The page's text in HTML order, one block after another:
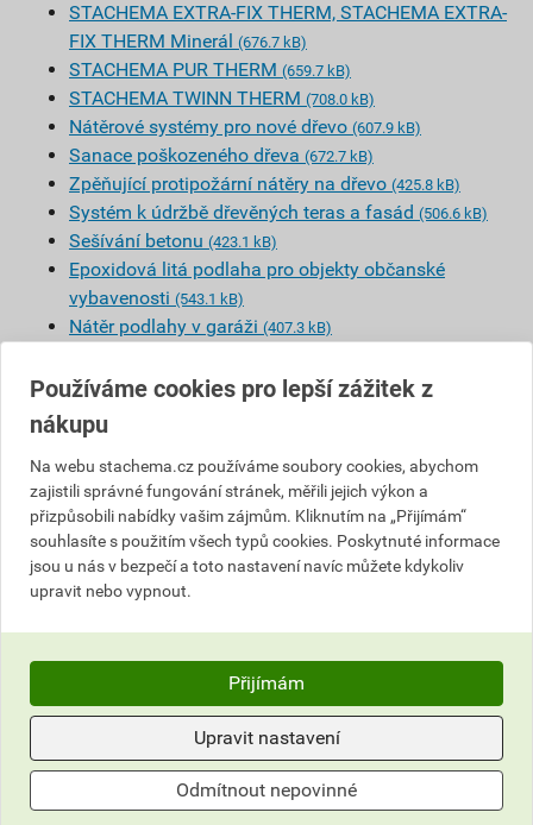
STACHEMA EXTRA-FIX THERM, STACHEMA EXTRA-
FIX THERM Minerál (676.7 kB)
STACHEMA PUR THERM (659.7 kB)
STACHEMA TWINN THERM (708.0 kB)
Nátěrové systémy pro nové dřevo (607.9 kB)
Sanace poškozeného dřeva (672.7 kB)
Zpěňující protipožární nátěry na dřevo (425.8 kB)
Systém k údržbě dřevěných teras a fasád (506.6 kB)
Sešívání betonu (423.1 kB)
Epoxidová litá podlaha pro objekty občanské
vybavenosti (543.1 kB)
Nátěr podlahy v garáži (407.3 kB)
prostor(574.1 kB)
konstrukcí
Epoxidové plastmalty a dopravní značení(587.9 kB)
Sanace a prevence proti plísním – interiér(421.3 kB)
Podlahy do průmyslových prostor s epoxidovým
nátěrem (486.8 kB)
Podlahy pro zimní stadiony
samonivelační hmotou a provozním značením
Podlaha s nášlapnou vrstvou z masivních dřevěných
Podlaha z OSB desek s nášlapnou vrstvou z
(633.2 kB)
Renovační ošetření starých dřevěných podlah s
Používáme cookies pro lepší zážitek z
nákupu
Na webu stachema.cz používáme soubory cookies, abychom
zajistili správné fungování stránek, měřili jejich výkon a
přizpůsobili nabídky vašim zájmům. Kliknutím na „Přijímám“
souhlasíte s použitím všech typů cookies. Poskytnuté informace
jsou u nás v bezpečí a toto nastavení navíc můžete kdykoliv
upravit nebo vypnout.
Přijímám
Upravit nastavení
Odmítnout nepovinné